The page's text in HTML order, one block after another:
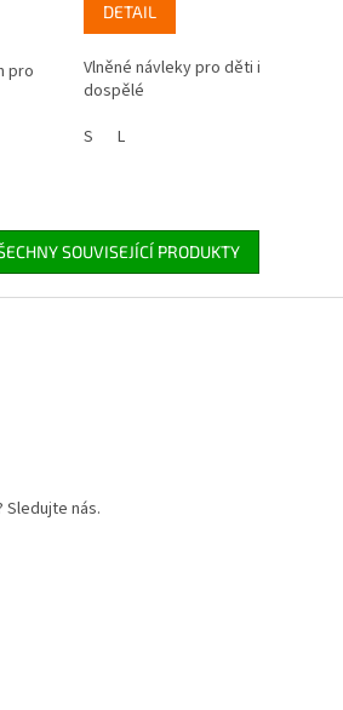
pro
DETAIL
Vlněné návleky pro děti i
dospělé
S
L
SOUVISEJÍCÍ PRODUKTY
nás.